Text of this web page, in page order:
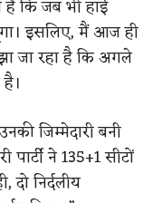
कि जब भी हाई
इसलिए, मैं आज ही
जा रहा है कि अगले
जिम्मेदारी बनी
ने 135+1 सीटों
निर्दलीय